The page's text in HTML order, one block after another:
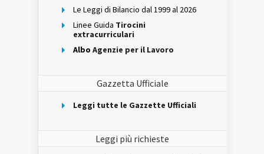
Le Leggi di Bilancio dal 1999 al 2026
Linee Guida Tirocini
extracurriculari
Albo Agenzie per il Lavoro
Gazzetta Ufficiale
Leggi tutte le Gazzette Ufficiali
Leggi più richieste